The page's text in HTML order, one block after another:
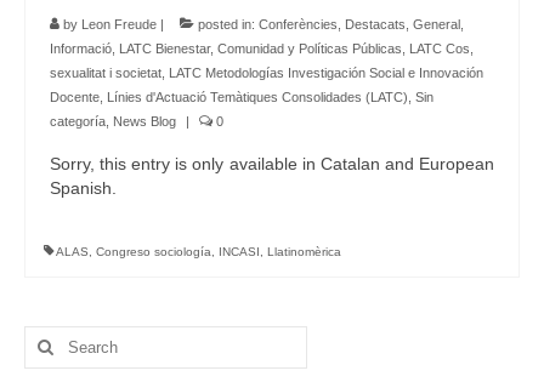
by Leon Freude | posted in: Conferències Destacats General
Informació LATC Bienestar, Comunidad y Políticas Públicas
LATC Cos,
sexualitat i societat LATC Metodologías Investigación Social e Innovación
Docente Línies d'Actuació Temàtiques Consolidades (LATC) Sin
categoría News Blog | 0
Sorry, this entry is only available in Catalan and European
Spanish.
ALAS Congreso sociología INCASI Llatinomèrica
Search
for: